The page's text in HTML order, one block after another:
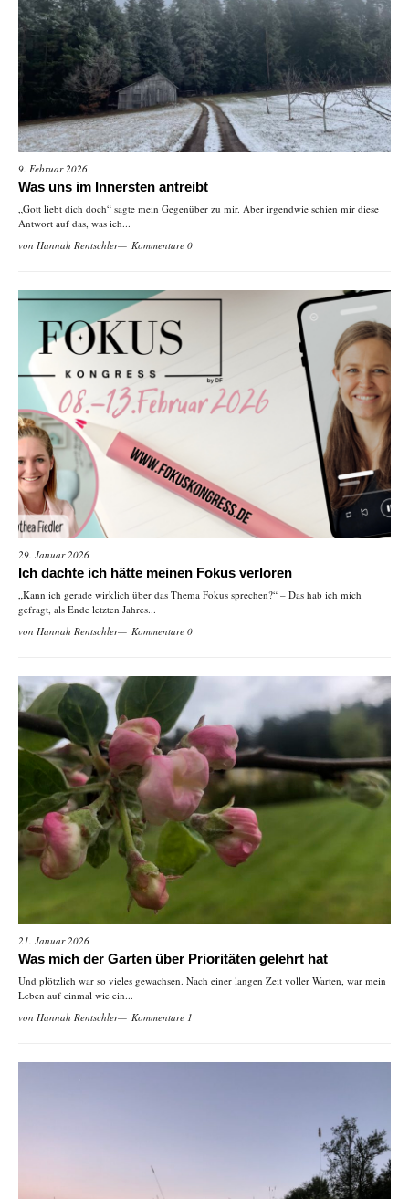
9. Februar 2026
Was uns im Innersten antreibt
„Gott liebt dich doch“ sagte mein Gegenüber zu mir. Aber irgendwie schien mir diese
Antwort auf das, was ich...
von Hannah Rentschler Kommentare 0
29. Januar 2026
Ich dachte ich hätte meinen Fokus verloren
„Kann ich gerade wirklich über das Thema Fokus sprechen?“ – Das hab ich mich
gefragt, als Ende letzten Jahres...
von Hannah Rentschler Kommentare 0
21. Januar 2026
Was mich der Garten über Prioritäten gelehrt hat
Und plötzlich war so vieles gewachsen. Nach einer langen Zeit voller Warten, war mein
Leben auf einmal wie ein...
von Hannah Rentschler Kommentare 1